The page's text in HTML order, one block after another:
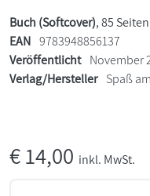
Buch (Softcover), 85 Seiten
EAN 9783948856137
Veröffentlicht November
Verlag/Hersteller Spaß
€14,00 inkl. MwSt.